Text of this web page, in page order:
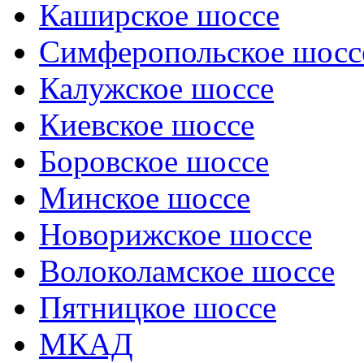
Каширское шоссе
Симферопольское
Калужское шоссе
Киевское шоссе
Боровское шоссе
Минское шоссе
Новорижское шоссе
Волоколамское шоссе
Пятницкое шоссе
МКАД